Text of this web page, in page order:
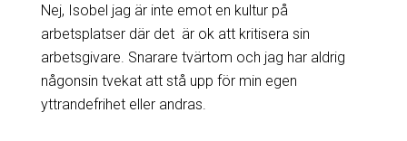
Nej, Isobel jag är inte emot en kultur på
arbetsplatser där det är ok att kritisera sin
arbetsgivare. Snarare tvärtom och jag har aldrig
någonsin tvekat att stå upp för min egen
yttrandefrihet eller andras.